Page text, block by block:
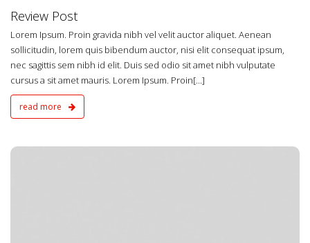
Review Post
Lorem Ipsum. Proin gravida nibh vel velit auctor aliquet. Aenean
sollicitudin, lorem quis bibendum auctor, nisi elit consequat ipsum,
nec sagittis sem nibh id elit. Duis sed odio sit amet nibh vulputate
cursus a sit amet mauris. Lorem Ipsum. Proin[...]
read more